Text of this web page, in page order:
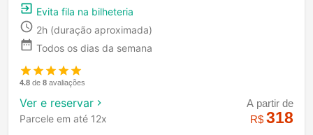
Evita fila na bilheteria
2h (duração aproximada)
Todos os dias da semana
4.8 de 8 avaliações
Ver e reservar
Parcele em até 12x
A partir de
R$ 318